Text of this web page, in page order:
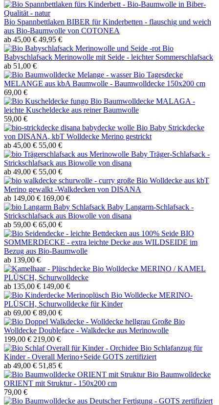
Bio Spannbettlaken BIBER für Kinderbetten - flauschig und weich
aus Bio-Baumwolle von COTONEA
ab 45,00 € 49,95 €
Bio
Babyschlafsack Merinowolle mit Seide - leichter Sommerschlafsack
ab 51,00 €
Bio Tagesdecke
MELANGE aus kbA Baumwolle - Baumwolldecke 150x200 cm
69,00 €
Bio Baumwolldecke MALAGA -
leichte Kuscheldecke aus reiner Baumwolle
59,00 €
Bio Baby Strickdecke
von DISANA, kbT Wolldecke Merino gestrickt
ab 45,00 € 55,00 €
Baby Träger-Schlafsack -
Strickschlafsack aus Biowolle von disana
ab 49,00 € 55,00 €
große Bio Wolldecke aus kbT
Merino gewalkt -Walkdecken von DISANA
ab 149,00 € 169,00 €
Baby Langarm-Schlafsack -
Strickschlafsack aus Biowolle von disana
ab 59,00 € 65,00 €
BIO
SOMMERDECKE - extra leichte Decke aus WILDSEIDE im
Bezug aus Bio-Baumwolle
ab 139,00 €
Bio Wolldecke MERINO / KAMEL
PLÜSCH, Schurwolldecke
ab 135,00 € 149,00 €
Bio Wolldecke MERINO-
PLÜSCH, Schurwolldecke für Kinder
ab 69,00 € 89,00 €
Große Bio
Wolldecke Doubleface - Walkdecke aus Merinowolle
199,00 € 219,00 €
Bio Schlafanzug für
Kinder - Overall Merino+Seide GOTS zertifiziert
ab 49,00 € 51,85 €
Bio Baumwolldecke
ORIENT mit Struktur - 150x200 cm
79,00 €